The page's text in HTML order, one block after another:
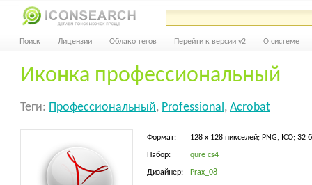
Поиск Лицензии Облако тегов Перейти к версии v2 О системе
Иконка профессиональный
Теги: Профессиональный, Professional, Acrobat
Формат: 128 x 128 пикселей; PNG, ICO; 32
Набор: qure cs4
Дизайнер: Prax_08